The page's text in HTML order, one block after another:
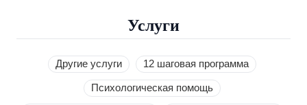
Услуги
Другие услуги 12 шаговая программа
Психологическая помощь